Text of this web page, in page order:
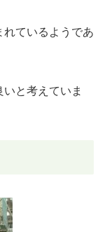
ているようであ
と考えていま